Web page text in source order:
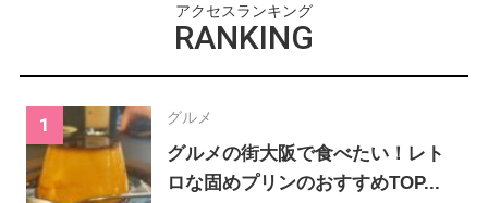
アクセスランキング
RANKING
グルメ
グルメの街大阪で食べたい！レト
ロな固めプリンのおすすめTOP...